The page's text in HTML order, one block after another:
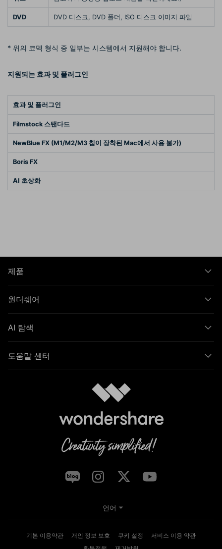
DVD DVD 디스크, DVD 폴더, ISO 디스크 이미지 파일
* 위의 코덱 형식 중 일부는 시스템에서 지원해야 합니다.
지원되는 효과 및 플러그인
효과 및 플러그인
Filmstock 스탠다드
NewBlue FX (M1/M2/M3 칩이 장착된 Mac에서 사용 불가)
Boris FX
AI 초상화
제품
원더쉐어
AI 탐색
도움말 센터
기본 이용약관 개인 정보 보호 쿠키 설정
서비스 이용 약관
언어